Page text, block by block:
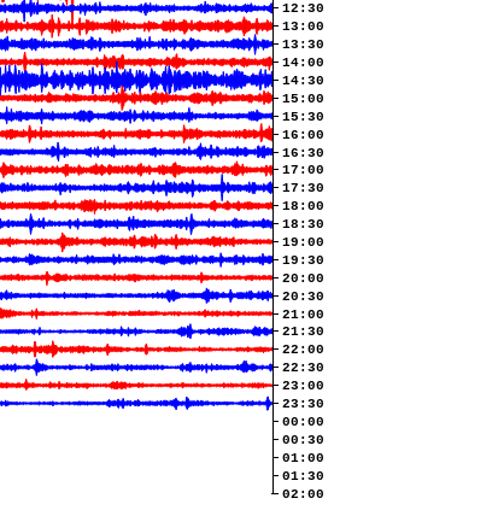
12:30
13:00
13:30
14:00
14:30
15:00
15:30
16:00
16:30
17:00
17:30
18:00
18:30
19:00
19:30
20:00
20:30
21:00
21:30
22:00
22:30
23:00
23:30
00:00
00:30
01:00
01:30
02:00